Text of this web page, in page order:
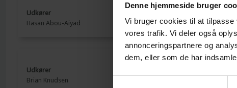
Denne hjemmeside bruger
Vi bruger cookies til at
vores trafik. Vi deler også
annonceringspartnere og
dem, eller som de har
Udkører
​Hasan Abou-Aiyad​
​Kristian Rom​
Udkører
​Brian Knudsen​